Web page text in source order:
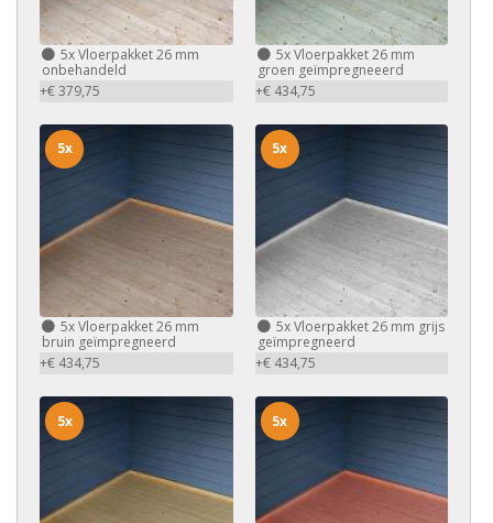
5xVloerpakket 26 mm
onbehandeld
+€ 379,75
5xVloerpakket 26 mm
groen geïmpregneeerd
+€ 434,75
5xVloerpakket 26 mm
bruin geïmpregneerd
+€ 434,75
5x
5xVloerpakket 26 mm grijs
geïmpregneerd
+€ 434,75
5x
5x 5x